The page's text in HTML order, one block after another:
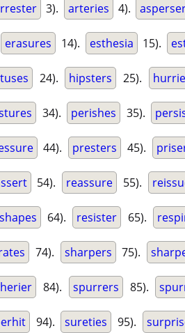
3). arteries 4).
erasures 14). esthesia 15).
24). hipsters 25).
34). perishes 35).
44). presters 45).
54). reassure 55).
64). resister 65).
74). sharpers 75).
84). spurrers 85).
94). sureties 95).